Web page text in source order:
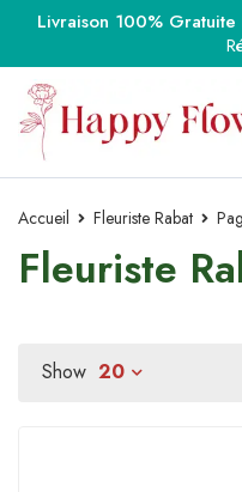
Livraison 100% Gratuite
Accueil Fleuriste Rabat
Fleuriste
Show 20